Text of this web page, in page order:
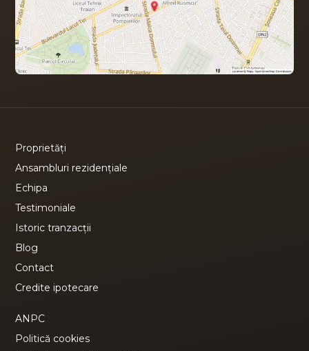
Proprietăți
Ansambluri rezidențiale
Echipa
Testimoniale
Istoric tranzacții
Blog
Contact
Credite ipotecare
ANPC
Politică cookies